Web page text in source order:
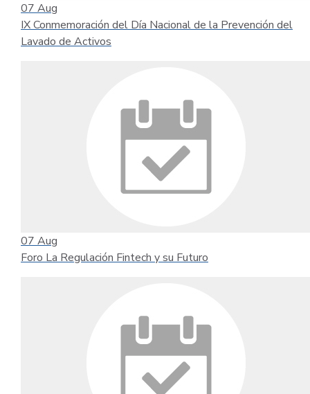
07 Aug
IX Conmemoración del Día Nacional de la Prevención del
Lavado de Activos
07 Aug
Foro La Regulación Fintech y su Futuro